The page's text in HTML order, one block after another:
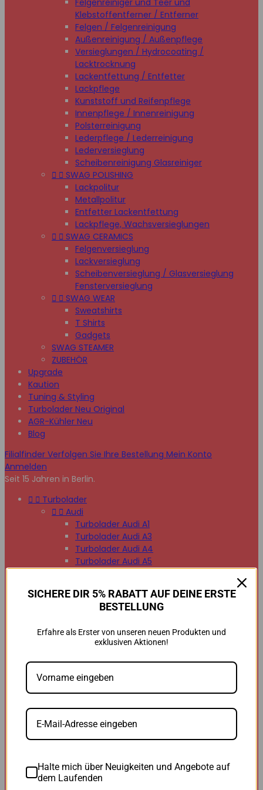
Felgenreiniger und Teer und
Klebstoffentferner / Entferner
Felgen / Felgenreinigung
Außenreinigung / Außenpflege
Versieglungen / Hydrocoating /
Lacktrocknung
Lackentfettung / Entfetter
Lackpflege
Kunststoff und Reifenpflege
Innenpflege / Innenreinigung
Polsterreinigung
Lederpflege / Lederreinigung
Lederversieglung
Scheibenreinigung Glasreiniger
  SWAG POLISHING
Lackpolitur
Metallpolitur
Entfetter Lackentfettung
Lackpflege, Wachsversieglungen
  SWAG CERAMICS
Felgenversieglung
Lackversieglung
Scheibenversieglung / Glasversieglung
Fensterversieglung
  SWAG WEAR
Sweatshirts
T Shirts
Gadgets
SWAG STEAMER
ZUBEHÖR
Upgrade
Kaution
Tuning & Styling
Turbolader Neu Original
AGR-Kühler Neu
Blog
Filialfinder Verfolgen Sie Ihre Bestellung Mein Konto
Anmelden
Seit 15 Jahren in Berlin.
  Turbolader
  Audi
Turbolader Audi A1
Turbolader Audi A3
Turbolader Audi A4
Turbolader Audi A5
Turbolader Audi A8
Turbolader Audi Q2
Turbolader Audi Q5
Turbolader Audi Q7
Turbolader Audi TT
BMW
BMW B47
BMW M47
BMW M57
BMW N47
BMW 118d
BMW 120d
SICHERE DIR 5% RABATT AUF DEINE ERSTE
BESTELLUNG
Erfahre als Erster von unseren neuen Produkten und
exklusiven Aktionen!
Halte mich über Neuigkeiten und Angebote auf
dem Laufenden